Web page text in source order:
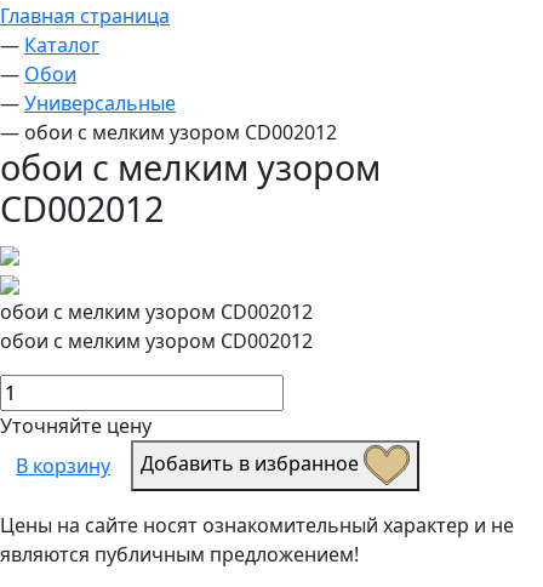
Главная страница
— Каталог
— Обои
—Универсальные
— обои с мелким узором CD002012
обои с мелким узором
CD002012
обои с мелким узором CD002012
обои с мелким узором CD002012
Уточняйте цену
В корзину
Добавить в избранное
Цены на сайте носят ознакомительный характер и не
являются публичным предложением!